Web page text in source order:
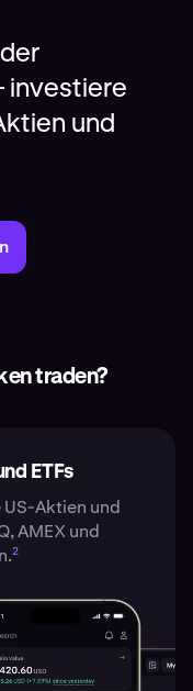
investiere
und
traden?
ETFs
Aktien und
AMEX und
2